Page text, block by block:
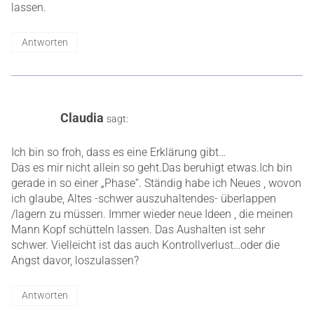
lassen.
Antworten
Claudia sagt:
Ich bin so froh, dass es eine Erklärung gibt…
Das es mir nicht allein so geht.Das beruhigt etwas.Ich bin
gerade in so einer „Phase“. Ständig habe ich Neues , wovon
ich glaube, Altes -schwer auszuhaltendes- überlappen
/lagern zu müssen. Immer wieder neue Ideen , die meinen
Mann Kopf schütteln lassen. Das Aushalten ist sehr
schwer. Vielleicht ist das auch Kontrollverlust…oder die
Angst davor, loszulassen?
Antworten